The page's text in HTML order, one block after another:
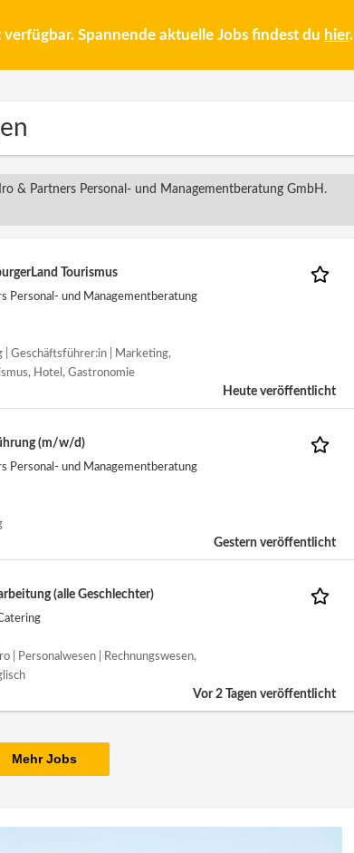
Spannende aktuelle Jobs findest du hier.
& Partners Personal- und Managementberatung GmbH.
Tourismus
Personal- und Managementberatung
| Geschäftsführer:in | Marketing,
Hotel, Gastronomie
Heute veröffentlicht
(m/w/d)
Personal- und Managementberatung
Gestern veröffentlicht
(alle Geschlechter)
| Personalwesen | Rechnungswesen,
Vor 2 Tagen veröffentlicht
Mehr Jobs